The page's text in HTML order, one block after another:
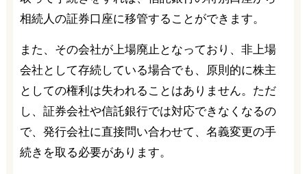
相続人の証券口座に移管することができます。
また、その会社が上場廃止となっており、非上場
会社として存続している場合でも、原則的に株主
としての権利は失われることはありません。ただ
し、証券会社や信託銀行では対応できなくなるの
で、発行会社に直接問い合わせて、名義変更の手
続きを取る必要があります。